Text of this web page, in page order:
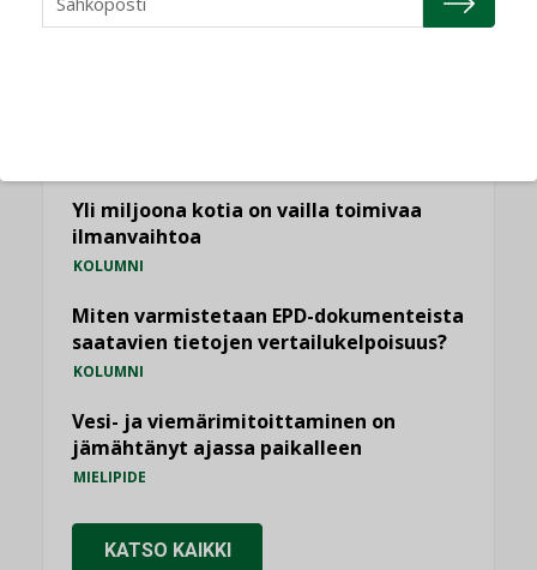
Puheista tekoihin – uusin teknologia
Yli miljoona kotia on vailla toimivaa
ilmanvaihtoa
KOLUMNI
Miten varmistetaan EPD-dokumenteista
saatavien tietojen vertailukelpoisuus?
KOLUMNI
Vesi- ja viemärimitoittaminen on
jämähtänyt ajassa paikalleen
MIELIPIDE
KATSO KAIKKI